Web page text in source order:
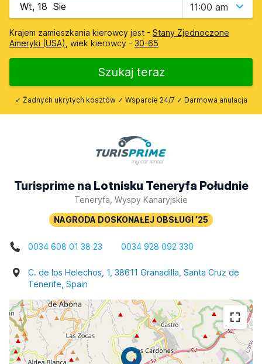
11:00 am
Krajem zamieszkania kierowcy jest - Stany Zjednoczone
Ameryki (USA) , wiek kierowcy - 30-65
Szukaj teraz
✓ Żadnych ukrytych kosztów ✓ Wsparcie 24/7 ✓ Darmowa anulacja
Turisprime na Lotnisku Teneryfa Południe
Teneryfa, Wyspy Kanaryjskie
0034 608 01 38 23 0034 928 092 330
C. de los Helechos, 1, 38611 Granadilla, Santa Cruz de
Tenerife, Spain